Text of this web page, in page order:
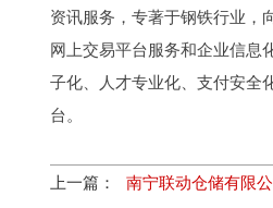
资讯服务，专著于钢铁行业，
网上交易平台服务和企业信息
子化、人才专业化、支付安全
台。
上一篇：
南宁联动仓储有限公